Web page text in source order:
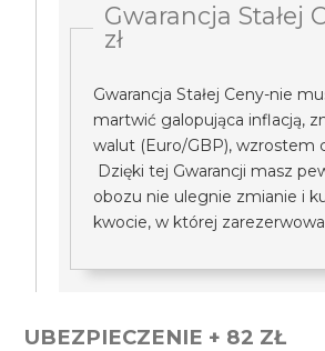
Gwarancja Stałej
zł
Gwarancja Stałej Ceny-nie
martwić galopująca inflacją,
walut (Euro/GBP), wzrostem
Dzięki tej Gwarancji masz
obozu nie ulegnie zmianie i
kwocie, w której
UBEZPIECZENIE + 82 ZŁ